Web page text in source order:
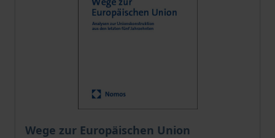
Wege zur Europäischen Union
Der Preis dieses Titels richtet sich nach der